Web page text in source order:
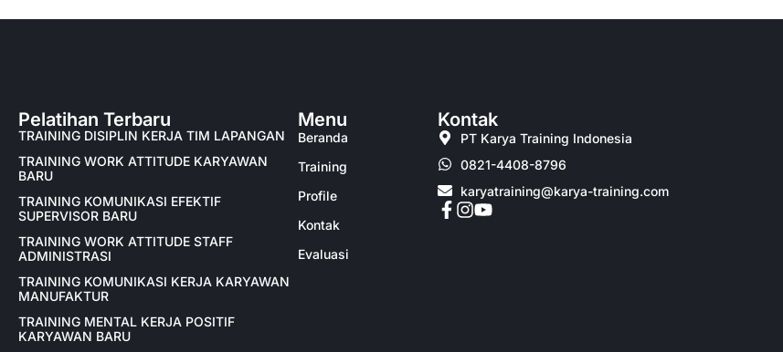
Pelatihan Terbaru
TRAINING DISIPLIN KERJA TIM LAPANGAN
TRAINING WORK ATTITUDE KARYAWAN
BARU
TRAINING KOMUNIKASI EFEKTIF
SUPERVISOR BARU
TRAINING WORK ATTITUDE STAFF
ADMINISTRASI
TRAINING KOMUNIKASI KERJA KARYAWAN
MANUFAKTUR
TRAINING MENTAL KERJA POSITIF
KARYAWAN BARU
Menu
Beranda
Training
Profile
Kontak
Evaluasi
Kontak
PT Karya Training Indonesia
0821-4408-8796
karyatraining@karya-training.com